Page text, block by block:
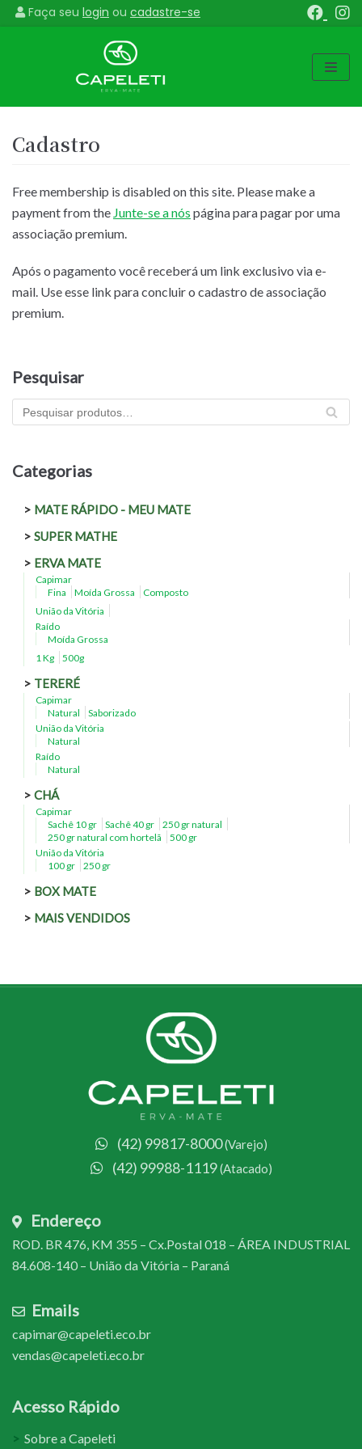
Faça seu login ou cadastre-se
Pular
Cadastro
Free membership is disabled on this site. Please make a
payment from the Junte-se a nós página para pagar por uma
associação premium.
Após o pagamento você receberá um link exclusivo via e-
mail. Use esse link para concluir o cadastro de associação
premium.
Pesquisar
PES
Categorias
MATE RÁPIDO - MEU MATE
SUPER MATHE
ERVA MATE
Capimar
Fina
Moída Grossa
Composto
União da Vitória
Raído
Moída Grossa
1 Kg
500g
TERERÉ
Capimar
Natural
Saborizado
União da Vitória
Natural
Raído
Natural
CHÁ
Capimar
Sachê 10 gr
Sachê 40 gr
250 gr natural
250 gr natural com hortelã
500 gr
União da Vitória
100 gr
250 gr
BOX MATE
MAIS VENDIDOS
(42) 99817-8000(Varejo)
(42) 99988-1119(Atacado)
Endereço
ROD. BR 476, KM 355 – Cx.Postal 018 – ÁREA INDUSTRIAL
84.608-140 – União da Vitória – Paraná
Emails
capimar@capeleti.eco.br
vendas@capeleti.eco.br
Acesso Rápido
Sobre a Capeleti